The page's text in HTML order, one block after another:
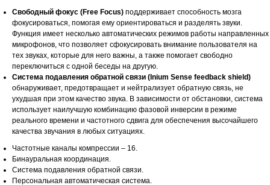
Свободный фокус (Free Focus) поддерживает способность мозга
фокусироваться, помогая ему ориентироваться и разделять звуки.
Функция имеет несколько автоматических режимов работы направленных
микрофонов, что позволяет сфокусировать внимание пользователя на
тех звуках, которые для него важны, а также помогает свободно
переключиться с одной беседы на другую.
Система подавления обратной связи (Inium Sense feedback shield)
обнаруживает, предотвращает и нейтрализует обратную связь, не
ухудшая при этом качество звука. В зависимости от обстановки, система
использует наилучшую комбинацию фазовой инверсии в режиме
реального времени и частотного сдвига для обеспечения высочайшего
качества звучания в любых ситуациях.
Частотные каналы компрессии – 16.
Бинауральная координация.
Система подавления обратной связи.
Персональная автоматическая система.